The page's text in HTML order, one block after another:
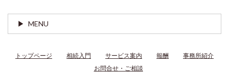
MENU
トップページ 相続入門 サービス案内 報酬
事務所紹介
お問合せ・ご相談